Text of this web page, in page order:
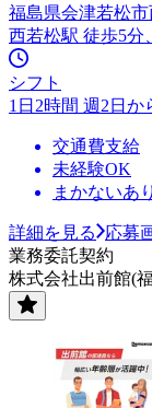
福島県会津若松市
西若松駅 徒歩5分
シフト
1日2時間 週2日か
交通費支給
未経験OK
まかないあり
詳細を見る
応募
業務委託契約
株式会社出前館(